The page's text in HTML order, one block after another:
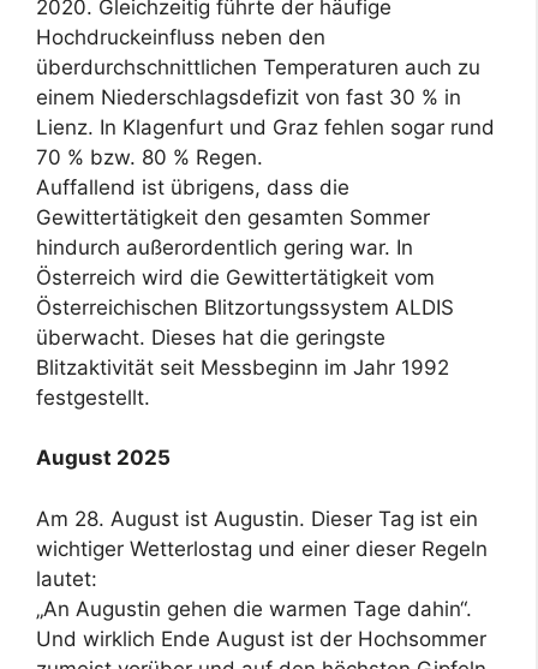
2020. Gleichzeitig führte der häufige
Hochdruckeinfluss neben den
überdurchschnittlichen Temperaturen auch zu
einem Niederschlagsdefizit von fast 30 % in
Lienz. In Klagenfurt und Graz fehlen sogar rund
70 % bzw. 80 % Regen.
Auffallend ist übrigens, dass die
Gewittertätigkeit den gesamten Sommer
hindurch außerordentlich gering war. In
Österreich wird die Gewittertätigkeit vom
Österreichischen Blitzortungssystem ALDIS
überwacht. Dieses hat die geringste
Blitzaktivität seit Messbeginn im Jahr 1992
festgestellt.
August 2025
Am 28. August ist Augustin. Dieser Tag ist ein
wichtiger Wetterlostag und einer dieser Regeln
lautet:
„An Augustin gehen die warmen Tage dahin“.
Und wirklich Ende August ist der Hochsommer